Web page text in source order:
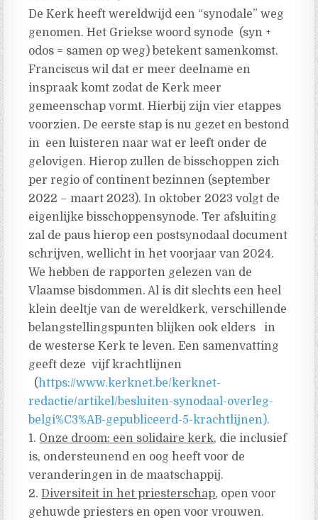
De Kerk heeft wereldwijd een “synodale” weg
genomen. Het Griekse woord synode (syn +
odos = samen op weg) betekent samenkomst.
Franciscus wil dat er meer deelname en
inspraak komt zodat de Kerk meer
gemeenschap vormt. Hierbij zijn vier etappes
voorzien. De eerste stap is nu gezet en bestond
in een luisteren naar wat er leeft onder de
gelovigen. Hierop zullen de bisschoppen zich
per regio of continent bezinnen (september
2022 – maart 2023). In oktober 2023 volgt de
eigenlijke bisschoppensynode. Ter afsluiting
zal de paus hierop een postsynodaal document
schrijven, wellicht in het voorjaar van 2024.
We hebben de rapporten gelezen van de
Vlaamse bisdommen. Al is dit slechts een heel
klein deeltje van de wereldkerk, verschillende
belangstellingspunten blijken ook elders in
de westerse Kerk te leven. Een samenvatting
geeft deze vijf krachtlijnen
(https://www.kerknet.be/kerknet-
redactie/artikel/besluiten-synodaal-overleg-
belgi%C3%AB-gepubliceerd-5-krachtlijnen).
1. Onze droom: een solidaire kerk, die inclusief
is, ondersteunend en oog heeft voor de
veranderingen in de maatschappij.
2.Diversiteit in het priesterschap, open voor
gehuwde priesters en open voor vrouwen.